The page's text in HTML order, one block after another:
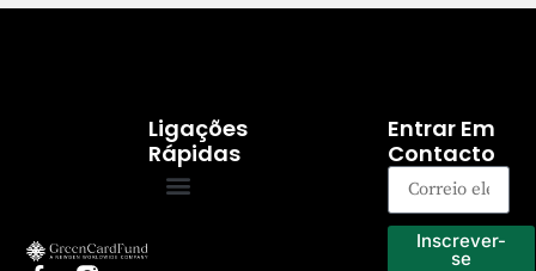
Ligações
Rápidas
Entrar Em
Contacto
Inscrever-
se